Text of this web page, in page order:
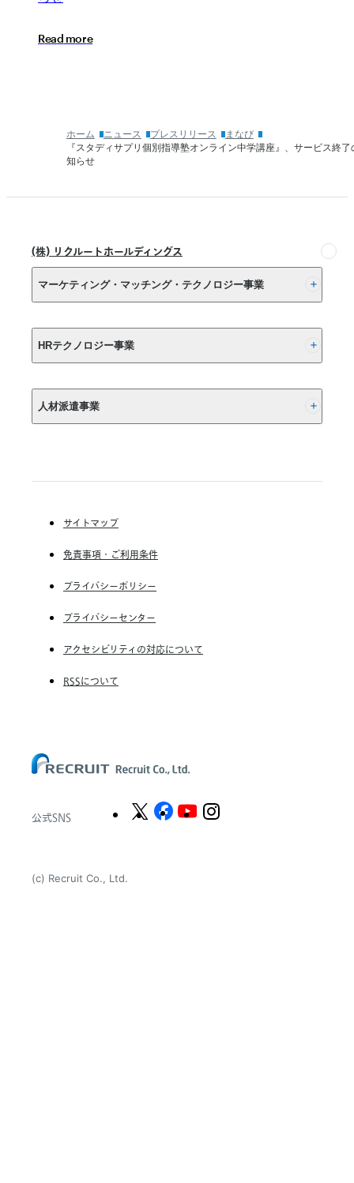
IP
ス
ン）」
が
に
会
開
プ
ソ
ル
コ
チ
ン」、
提
供
Read more
ホーム ニュース プレスリリース
まなび
『スタディサプリ個別指導塾オンライン中学講座』、サービス終了
知らせ
(株) リクルートホールディングス
マーケティング・マッチング・テクノロジー事業
(株) リクルート
HRテクノロジー事業
(株) インディードリクルートパートナーズ
(株) インディードリクルートテクノロジーズ
人材派遣事業
RGF Staffing France SAS
RGF Staffing Germany GmbH
RGF Staffing the Netherlands B.V.
Unique NV
(c) Recruit Co., Ltd.
公式SNS
サイトマップ
免責事項・ご利用条件
プライバシーポリシー
プライバシーセンター
アクセシビリティの対応について
RSSについて